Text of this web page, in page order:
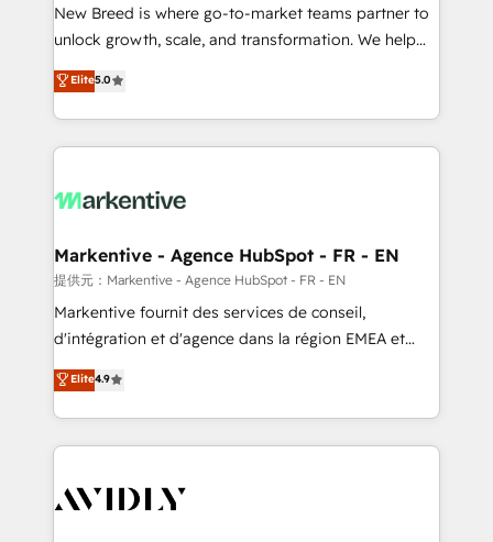
Marketo・Pardot等からの移行、カスタム設計、履歴
データ移行と活用設計まで。 ▸ AEO対応：ChatGPT・
ンツとサイト構造を最適化。 🏆 なぜ100incを選ぶの
か？ ✓ HubSpot Eliteパートナー認定 ✓ HubSpotアワ
ード受賞・HUGリーダー ✓ ISO27001:2022 /
HubSpot大百科 出版 CRM・AI活用に関するご相談、現
せください。
to automate growth. 🏆 Elite Excellence - 8 platform
accreditations and deep HIPAA-compliance
expertise. - A team of 250+ experts dedicated to
your resilient growth.
New Breed is where go-to-market teams partner to
unlock growth, scale, and transformation. We help
companies activate HubSpot’s AI-powered
customer platform and operationalize HubSpot’s
Loop Marketing framework through expert-led
services, smart agents, and purpose-built apps,
results, fast. ⚙️CRM & RevOps: Align all Hubs to your
🎯Demand Gen & ABM: Drive pipeline with inbound,
ABM, AEO, SEO, & paid media. 👩‍💻Web Design:
Build high-performing websites with UX, messaging,
& conversion strategy that drive results. 🤖AI
AI, & maximize AEO with tailored AI services. 🧩
Integrations: Extend HubSpot with custom
Elite5.0
Markentive - Agence HubSpot - FR - EN
提供元：Markentive - Agence HubSpot - FR - EN
Markentive fournit des services de conseil,
d'intégration et d'agence dans la région EMEA et
North America. Avec plus de 115 experts en
marketing automation, Growth, Revops, CRM et
webdesign. Markentive is both a consulting firm, a
digital agency and an integrator. With over 115
CRM and webdesign (We focus on EMEA - USA
Elite4.9